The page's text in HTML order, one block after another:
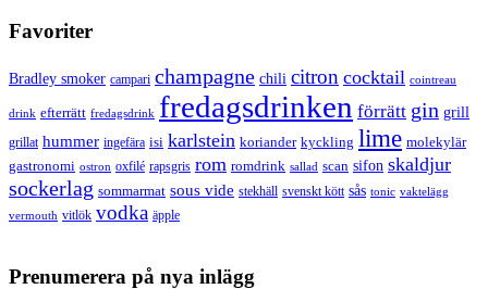
Favoriter
Bradley smoker campari champagne chili citron cocktail cointreau
drink efterrätt fredagsdrink fredagsdrinken förrätt gin grill
grillat hummer ingefära isi karlstein koriander kyckling lime molekylär
gastronomi ostron oxfilé rapsgris rom romdrink sallad scan sifon skaldjur
sockerlag sommarmat sous vide stekhäll svenskt kött sås tonic vaktelägg
vermouth vitlök vodka äpple
Prenumerera på nya inlägg